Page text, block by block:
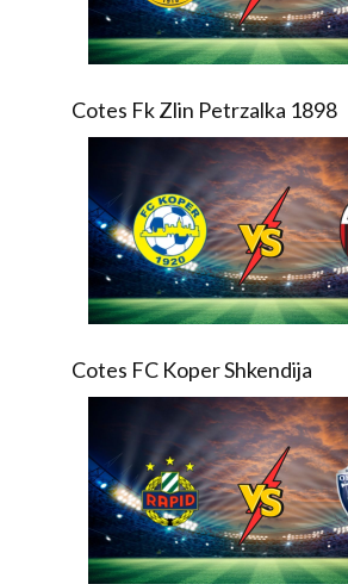
Cotes Fk Zlin Petrzalka 1898
Cotes FC Koper Shkendija